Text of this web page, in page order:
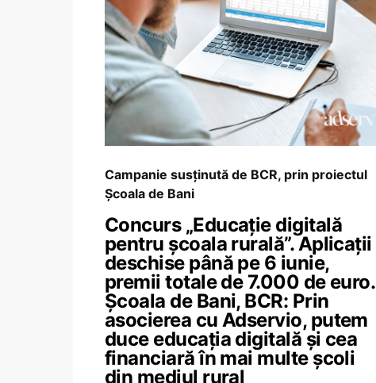
Campanie susținută de BCR, prin proiectul
Școala de Bani
Concurs „Educație digitală
pentru școala rurală”. Aplicații
deschise până pe 6 iunie,
premii totale de 7.000 de euro.
Școala de Bani, BCR: Prin
asocierea cu Adservio, putem
duce educația digitală și cea
financiară în mai multe școli
din mediul rural